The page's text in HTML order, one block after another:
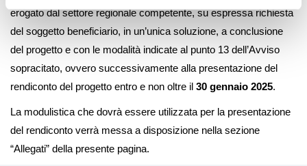
erogato dal settore regionale competente, su espressa richiesta
del soggetto beneficiario, in un’unica soluzione, a conclusione
del progetto e con le modalità indicate al punto 13 dell’Avviso
sopracitato, ovvero successivamente alla presentazione del
rendiconto del progetto entro e non oltre il 30 gennaio 2025.
La modulistica che dovrà essere utilizzata per la presentazione
del rendiconto verrà messa a disposizione nella sezione
“Allegati” della presente pagina.